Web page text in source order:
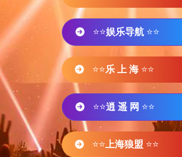
⭐⭐娱乐导航 ⭐⭐
⭐⭐乐 上 海 ⭐⭐
⭐⭐逍 遥 网 ⭐⭐
⭐⭐ 上海狼盟 ⭐⭐